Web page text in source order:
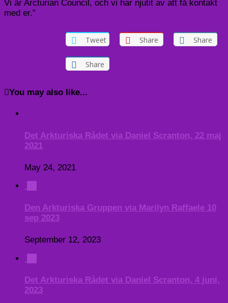
Vi är Arcturian Council, och vi har njutit av att få kontakt
med er.”
Tweet Share Share
Share
You may also like...
Det Arkturiska Rådet via Daniel Scranton, 22 maj
2021
May 24, 2021
Den Arkturiska Gruppen via Marilyn Raffaele 10
sep 2023
September 12, 2023
Det Arkturiska Rådet via Daniel Scranton, 4 juni,
2023